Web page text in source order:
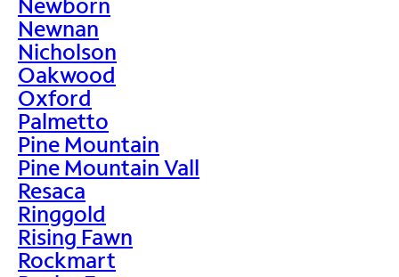
Newnan
Nicholson
Oakwood
Oxford
Palmetto
Pine Mountain
Pine Mountain Vall
Resaca
Ringgold
Rising Fawn
Rockmart